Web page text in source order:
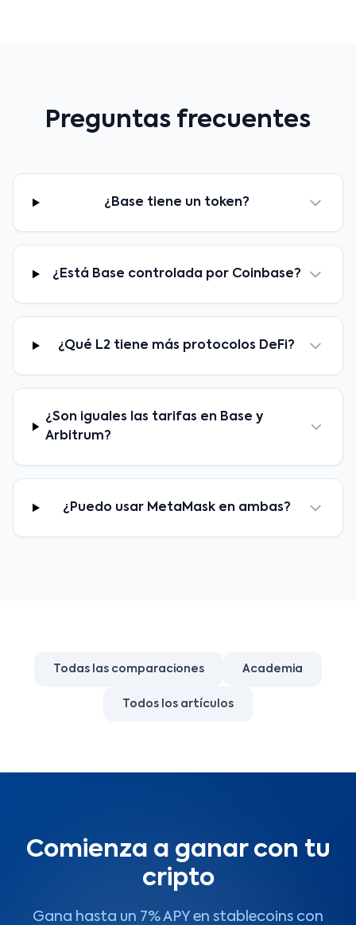
Preguntas frecuentes
¿Base tiene un token?
¿Está Base controlada por Coinbase?
¿Qué L2 tiene más protocolos DeFi?
¿Son iguales las tarifas en Base y
Arbitrum?
¿Puedo usar MetaMask en ambas?
Todas las comparaciones Academia
Todos los artículos
Comienza a ganar con tu
cripto
Gana hasta un 7% APY en stablecoins con